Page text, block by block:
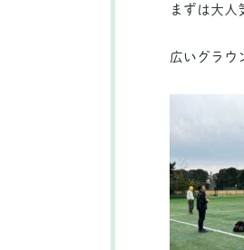
まずは大人
広いグラウ